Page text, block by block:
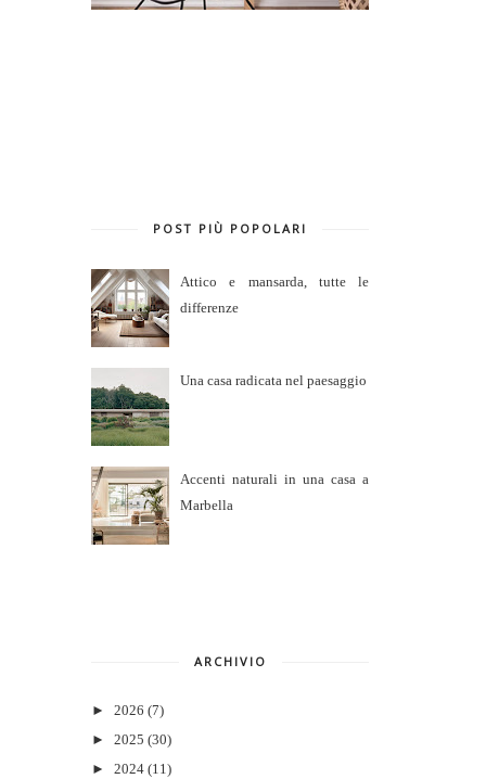
POST PIÙ POPOLARI
Attico e mansarda, tutte le
differenze
Una casa radicata nel paesaggio
Accenti naturali in una casa a
Marbella
ARCHIVIO
► 2026 (7)
► 2025 (30)
► 2024 (11)